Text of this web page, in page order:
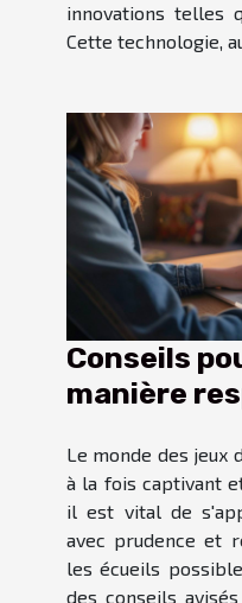
innovations telles
Cette technologie,
Conseils
manière
Le monde des jeux
à la fois captivant
il est vital de
avec prudence et
les écueils
des conseils